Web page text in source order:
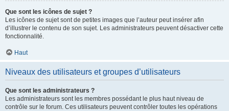
Que sont les icônes de sujet ?
Les icônes de sujet sont de petites images que l’auteur peut insérer afin
d’illustrer le contenu de son sujet. Les administrateurs peuvent désactiver cette
fonctionnalité.
Haut
Niveaux des utilisateurs et groupes d’utilisateurs
Que sont les administrateurs ?
Les administrateurs sont les membres possédant le plus haut niveau de
contrôle sur le forum. Ces utilisateurs peuvent contrôler toutes les opérations